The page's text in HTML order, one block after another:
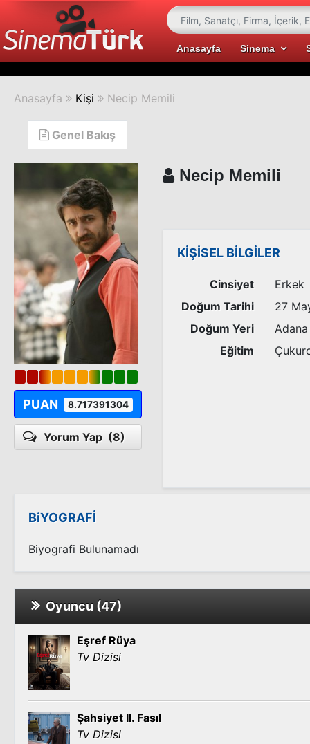
Anasayfa Sinema
Anasayfa Kişi Necip Memili
Genel Bakış
PUAN 8.717391304
Yorum Yap (8)
Necip Memili
KİŞİSEL BİLGİLER
Cinsiyet
Erkek
Doğum Tarihi
27
Doğum Yeri
Adana
Eğitim
BiYOGRAFİ
Biyografi Bulunamadı
Oyuncu (47)
Eşref Rüya
Tv Dizisi
Şahsiyet II. Fasıl
Tv Dizisi